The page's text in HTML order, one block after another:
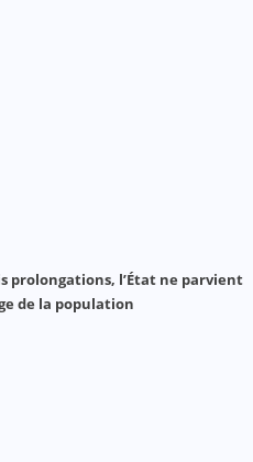
prolongations, l’État ne parvient
de la population